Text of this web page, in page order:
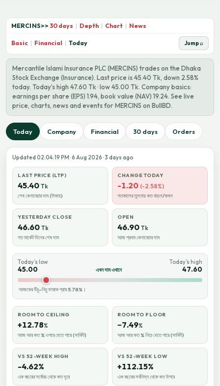
MERCINS>> 30 days | Depth | Chart | News
Basic | Financial | Today Jump ⌕
Mercantile Islami Insurance PLC (MERCINS) trades on the Dhaka
Stock Exchange (Insurance). Last price is 45.40 Tk, down 2.58%
today. Today’s high 47.60 Tk · low 45.00 Tk. Company basics:
earnings per share (EPS) 1.94, book value (NAV) 19.24. See live
price, charts, news and events for MERCINS on BullBD.
Today Company Financial 30 days Orders
Updated 02:04:19 PM · 6 Aug 2026 · 3 days ago
LAST PRICE (LTP)
45.40 Tk
শেষ কেনাবেচার দাম (টাকায়)
CHANGE TODAY
-1.20 (-2.58%)
গতকালের তুলনায় কত বাড়ল/কমল
YESTERDAY CLOSE
46.60 Tk
গত মার্কেট দিনের শেষ দাম
OPEN
46.90 Tk
আজ প্রথম কেনাবেচার দাম
Today’s low
45.00 এখন দাম এখানে
Today’s high
47.60
আজকের উঁচু–নিচু ফারাক প্রায় 5.78%।
ROOM TO CEILING
+12.78%
আজ আর কত % ওপরে যেতে পারে (সার্কিট)
ROOM TO FLOOR
−7.49%
আজ আর কত % নিচে যেতে পারে (সার্কিট)
VS 52-WEEK HIGH
-4.62%
এক বছরের সর্বোচ্চ থেকে কত দূরে
VS 52-WEEK LOW
+112.15%
এক বছরের সর্বনিম্ন থেকে কত উপরে